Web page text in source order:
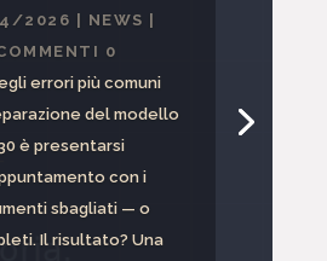
2026
NEWS
0
errori più comuni
del modello
è presentarsi
con i
sbagliati — o
Il risultato? Una